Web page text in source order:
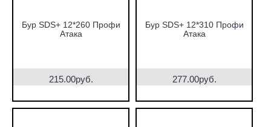
Бур SDS+ 12*260 Профи
Атака
215.00руб.
Бур SDS+ 12*310 Профи
Атака
277.00руб.